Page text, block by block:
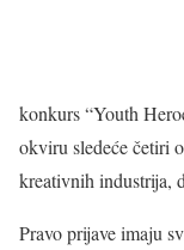
konkurs “Youth
okviru sledeće četiri
kreativnih industrija,
Pravo prijave imaju